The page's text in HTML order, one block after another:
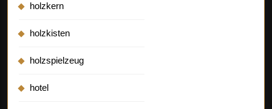
holzkern
holzkisten
holzspielzeug
hotel